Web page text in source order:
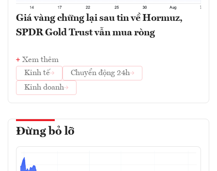
Giá vàng chững lại sau tin về Hormuz,
SPDR Gold Trust vẫn mua ròng
Xem thêm
Kinh tế
Chuyển động 24h
Kinh doanh
Đừng bỏ lỡ